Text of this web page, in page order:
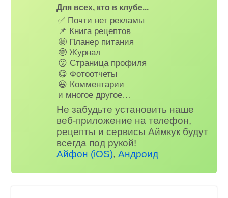
Для всех, кто в клубе...
✅ Почти нет рекламы
📌 Книга рецептов
🤩 Планер питания
🤓 Журнал
😗 Страница профиля
😋 Фотоотчеты
😃 Комментарии
и многое другое…
Не забудьте установить наше
веб-приложение на телефон,
рецепты и сервисы Аймкук будут
всегда под рукой!
Айфон (iOS),Андроид